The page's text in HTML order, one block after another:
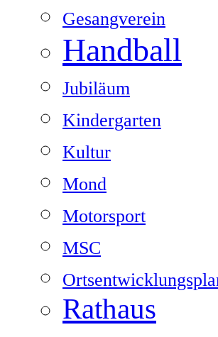
Gesangverein
Handball
Jubiläum
Kindergarten
Kultur
Mond
Motorsport
MSC
Rathaus